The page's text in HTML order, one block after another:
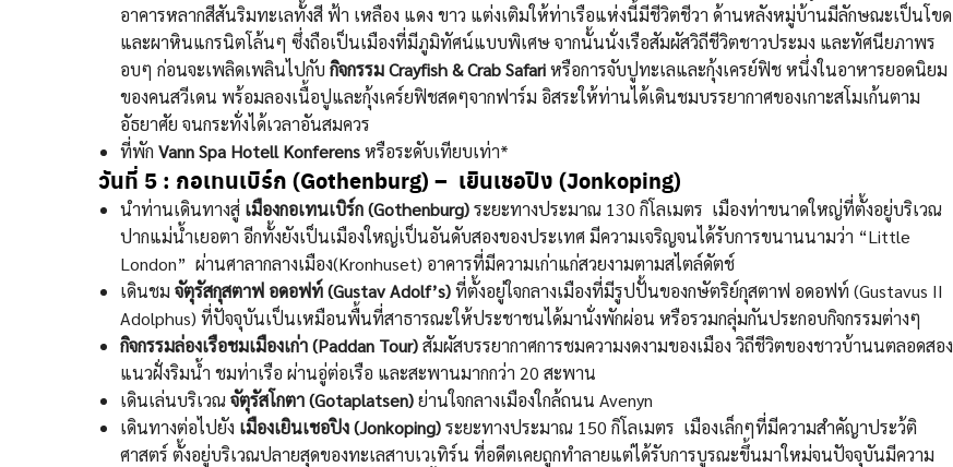
อาคารหลากสีสันริมทะเลทั้งสี ฟ้า เหลือง แดง ขาว แต่งเติมให้ท่าเรือแห่งนี้มีชีวิตชีวา ด้านหลังหมู่บ้านมีลักษณะเป็นโขด
และผาหินแกรนิตโล้นๆ ซึ่งถือเป็นเมืองที่มีภูมิทัศน์แบบพิเศษ จากนั้นนั่งเรือสัมผัสวิถีชีวิตชาวประมง และทัศนียภาพร
อบๆ ก่อนจะเพลิดเพลินไปกับ กิจกรรม Crayfish & Crab Safariหรือการจับปูทะเลและกุ้งเครย์ฟิช หนึ่งในอาหารยอดนิยม
ของคนสวีเดน พร้อมลองเนื้อปูและกุ้งเคร์ยฟิชสดๆจากฟาร์ม อิสระให้ท่านได้เดินชมบรรยากาศของเกาะสโมเก้นตาม
อัธยาศัย จนกระทั่งได้เวลาอันสมควร
ที่พัก Vann Spa Hotell Konferensหรือระดับเทียบเท่า*
วันที่ 5 : กอเทนเบิร์ก (Gothenburg) – เยินเชอปิง (Jonkoping)
นำท่านเดินทางสู่ เมืองกอเทนเบิร์ก (Gothenburg)ระยะทางประมาณ 130 กิโลเมตร เมืองท่าขนาดใหญ่ที่ตั้งอยู่บริเวณ
ปากแม่น้ำเยอตา อีกทั้งยังเป็นเมืองใหญ่เป็นอันดับสองของประเทศ มีความเจริญจนได้รับการขนานนามว่า “Little
London” ผ่านศาลากลางเมือง(Kronhuset) อาคารที่มีความเก่าแก่สวยงามตามสไตล์ดัตช์
เดินชม จัตุรัสกุสตาฟ อดอฟท์ (Gustav Adolf’s)ที่ตั้งอยู่ใจกลางเมืองที่มีรูปปั้นของกษัตริย์กุสตาฟ อดอฟท์ (Gustavus II
Adolphus) ที่ปัจจุบันเป็นเหมือนพื้นที่สาธารณะให้ประชาชนได้มานั่งพักผ่อน หรือรวมกลุ่มกันประกอบกิจกรรมต่างๆ
กิจกรรมล่องเรือชมเมืองเก่า (Paddan Tour)สัมผัสบรรยากาศการชมความงดงามของเมือง วิถีชีวิตของชาวบ้านนตลอดสอง
แนวฝั่งริมน้ำ ชมท่าเรือ ผ่านอู่ต่อเรือ และสะพานมากกว่า 20 สะพาน
เดินเล่นบริเวณ จัตุรัสโกตา (Gotaplatsen)ย่านใจกลางเมืองใกล้ถนน Avenyn
เดินทางต่อไปยัง เมืองเยินเชอปิง (Jonkoping)ระยะทางประมาณ 150 กิโลเมตร เมืองเล็กๆที่มีความสำคัญาประว้ติ
ศาสตร์ ตั้งอยู่บริเวณปลายสุดของทะเลสาบเวเทิร์น ที่อดีตเคยถูกทำลายแต่ได้รับการบูรณะขึ้นมาใหม่จนปัจจุบันมีความ